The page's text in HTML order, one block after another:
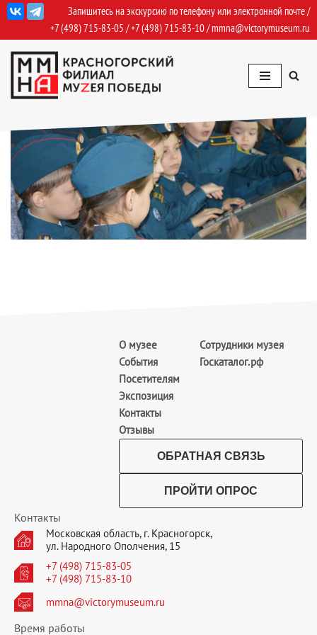
Перейти
к
содержимому
Запишитесь на экскурсию по телефону или электронной почте /
+7 (498) 715-83-05 /+7 (498) 715-83-10/mmna@victorymuseum.ru
О музее
События
Посетителям
Экспозиция
Контакты
Отзывы
Сотрудники музея
Госкаталог.рф
ОБРАТНАЯ СВЯЗЬ
ПРОЙТИ ОПРОС
Контакты
Московская область, г. Красногорск,
ул. Народного Ополчения, 15
+7 (498) 715-83-05
+7 (498) 715-83-10
mmna@victorymuseum.ru
Время работы